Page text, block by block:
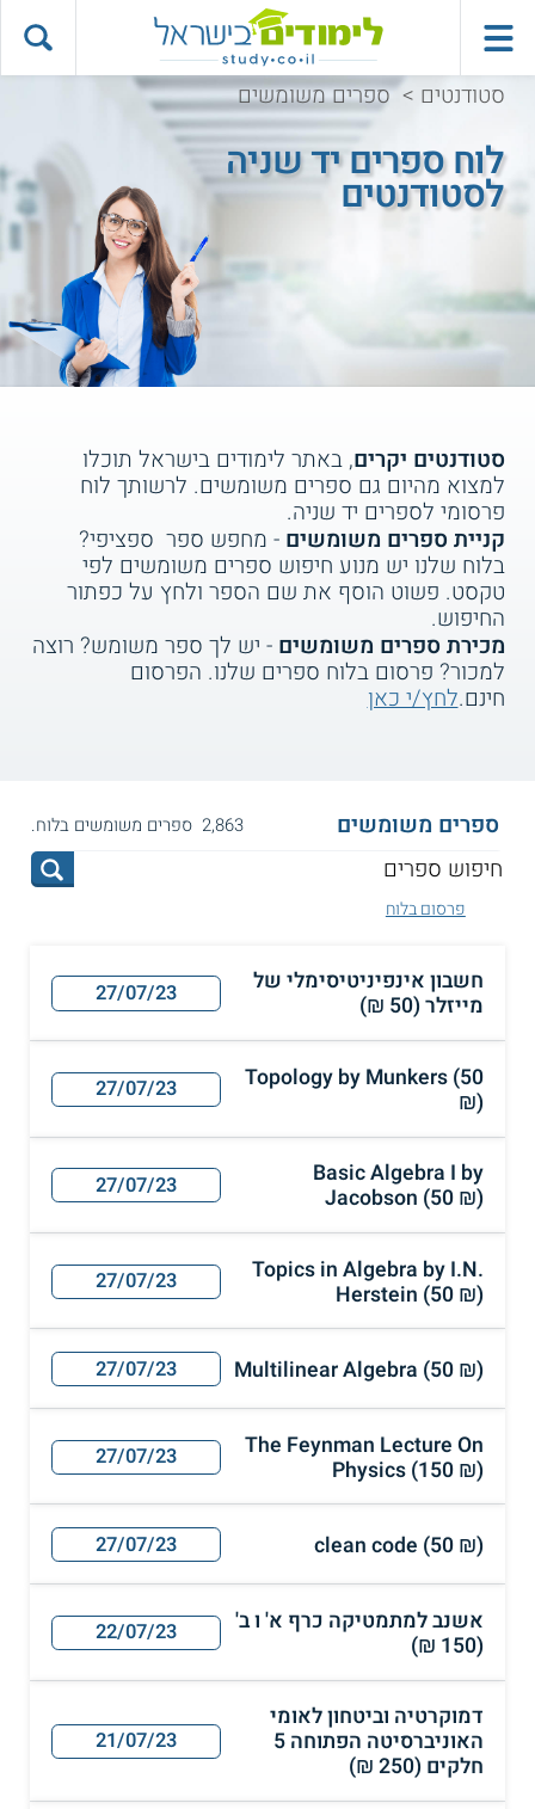
סטודנטים >ספרים משומשים
לוח ספרים יד שניה
לסטודנטים
סטודנטים יקרים, באתר לימודים בישראל תוכלו
למצוא מהיום גם ספרים משומשים. לרשותך לוח
פרסומי לספרים יד שניה.
קניית ספרים משומשים - מחפש ספר ספציפי?
בלוח שלנו יש מנוע חיפוש ספרים משומשים לפי
טקסט. פשוט הוסף את שם הספר ולחץ על כפתור
החיפוש.
מכירת ספרים משומשים - יש לך ספר משומש? רוצה
למכור? פרסום בלוח ספרים שלנו. הפרסום
חינם.לחץ/י כאן
ספרים משומשים 2,863 ספרים משומשים בלוח.
פרסום בלוח
חשבון אינפיניטיסימלי של
מייזלר (50 ₪)
27/07/23
Topology by Munkers (50
₪)
27/07/23
Basic Algebra I by
Jacobson (50 ₪)
27/07/23
Topics in Algebra by I.N.
Herstein (50 ₪)
27/07/23
Multilinear Algebra (50 ₪)
27/07/23
The Feynman Lecture On
Physics (150 ₪)
27/07/23
clean code (50 ₪)
27/07/23
אשנב למתמטיקה כרף א' ו ב'
(150 ₪)
22/07/23
דמוקרטיה וביטחון לאומי
האוניברסיטה הפתוחה 5
חלקים (250 ₪)
21/07/23